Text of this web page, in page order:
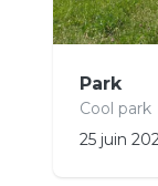
Park
Cool park
25 juin